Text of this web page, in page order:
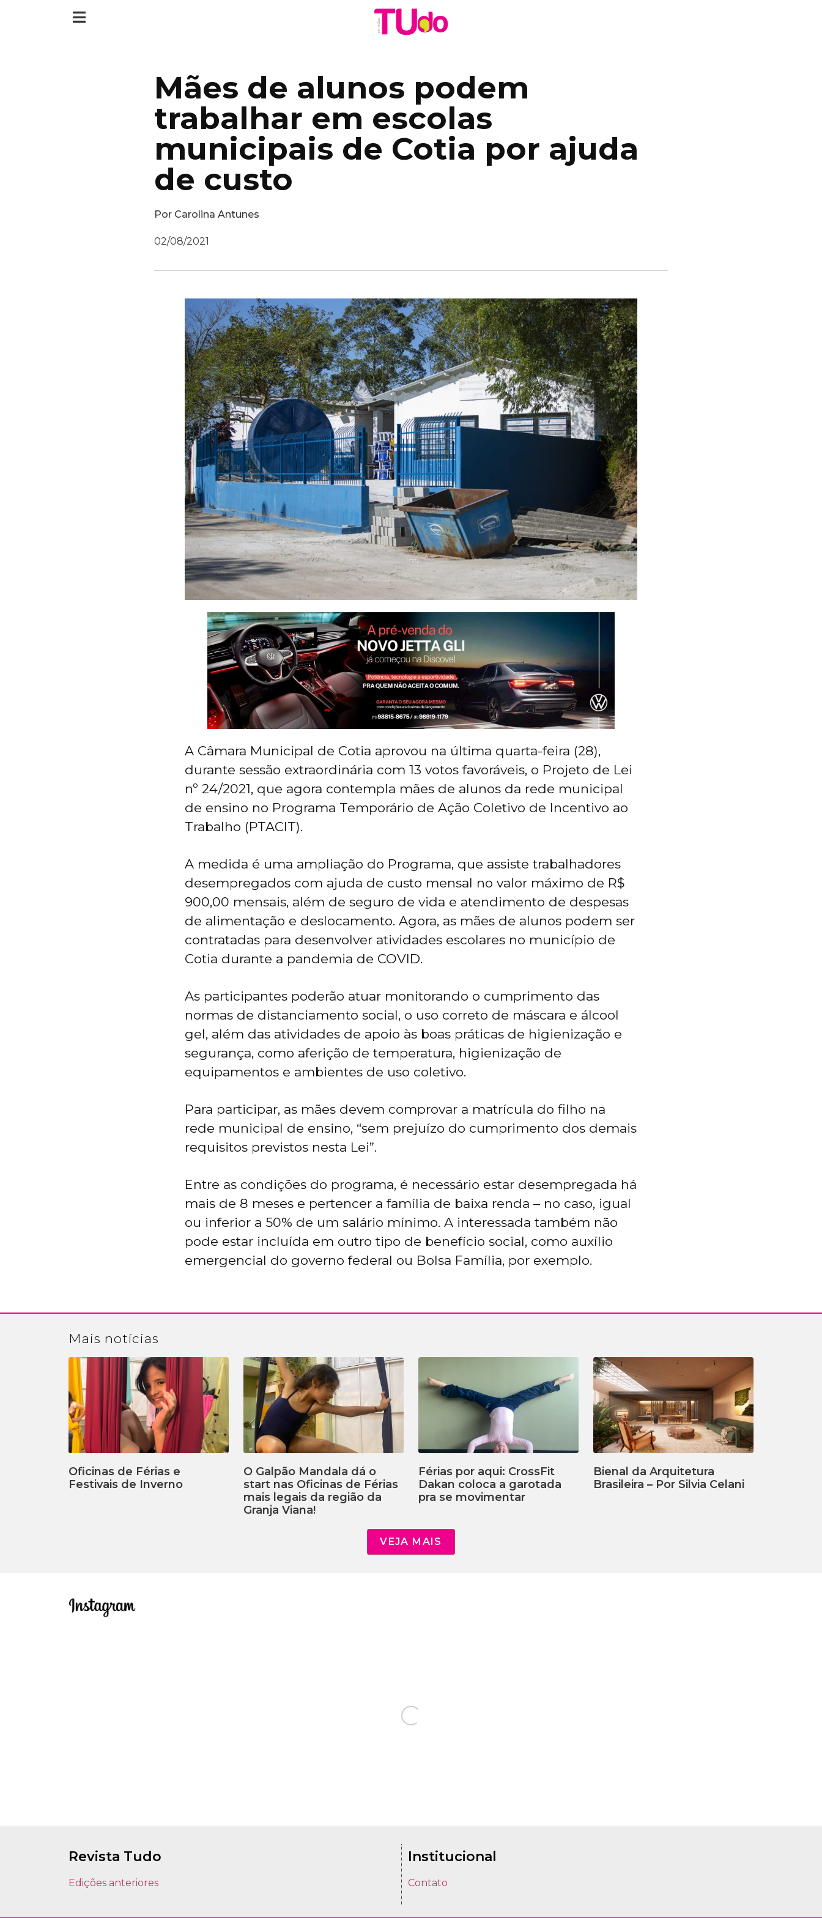
Mães de alunos podem
trabalhar em escolas
municipais de Cotia por ajuda
de custo
Por Carolina Antunes
02/08/2021
A Câmara Municipal de Cotia aprovou na última quarta-feira (28),
durante sessão extraordinária com 13 votos favoráveis, o Projeto de Lei
nº 24/2021, que agora contempla mães de alunos da rede municipal
de ensino no Programa Temporário de Ação Coletivo de Incentivo ao
Trabalho (PTACIT).
A medida é uma ampliação do Programa, que assiste trabalhadores
desempregados com ajuda de custo mensal no valor máximo de R$
900,00 mensais, além de seguro de vida e atendimento de despesas
de alimentação e deslocamento. Agora, as mães de alunos podem ser
contratadas para desenvolver atividades escolares no município de
Cotia durante a pandemia de COVID.
As participantes poderão atuar monitorando o cumprimento das
normas de distanciamento social, o uso correto de máscara e álcool
gel, além das atividades de apoio às boas práticas de higienização e
segurança, como aferição de temperatura, higienização de
equipamentos e ambientes de uso coletivo.
Para participar, as mães devem comprovar a matrícula do filho na
rede municipal de ensino, “sem prejuízo do cumprimento dos demais
requisitos previstos nesta Lei”.
Entre as condições do programa, é necessário estar desempregada há
mais de 8 meses e pertencer a família de baixa renda – no caso, igual
ou inferior a 50% de um salário mínimo. A interessada também não
pode estar incluída em outro tipo de benefício social, como auxílio
emergencial do governo federal ou Bolsa Família, por exemplo.
Mais notícias
Oficinas de Férias e
Festivais de Inverno
O Galpão Mandala dá o
start nas Oficinas de Férias
mais legais da região da
Granja Viana!
Férias por aqui: CrossFit
Dakan coloca a garotada
pra se movimentar
Bienal da Arquitetura
Brasileira – Por Silvia Celani
VEJA MAIS
Revista Tudo
Edições anteriores
Institucional
Contato